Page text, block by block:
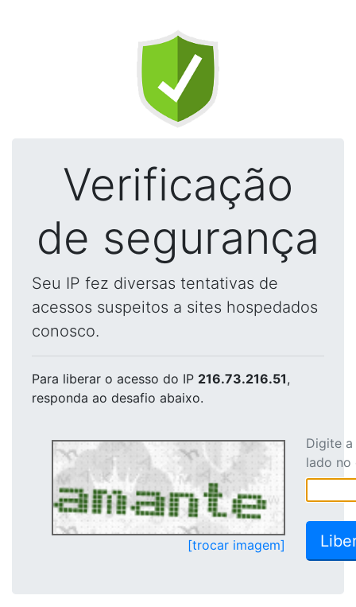
Verificação
de segurança
Seu IP fez diversas tentativas de
acessos suspeitos a sites hospedados
conosco.
Para liberar o acesso do IP 216.73.216.51,
responda ao desafio abaixo.
[trocar imagem]
Digite
lado no